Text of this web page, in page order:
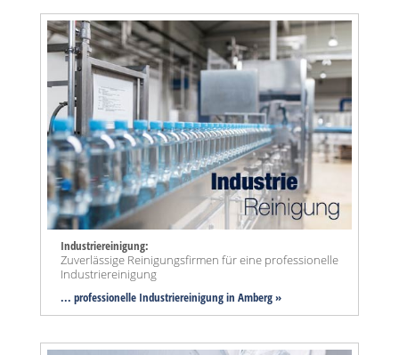
Industriereinigung:
Zuverlässige Reinigungsfirmen für eine professionelle
Industriereinigung
... professionelle Industriereinigung in Amberg »